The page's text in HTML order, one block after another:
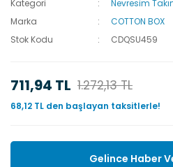
Kategori
Nevresim
Marka
COTTON BOX
Stok Kodu
CDQSU459
711,94 TL 1.272,13 TL
68,12 TL den başlayan taksitlerle!
Gelince Haber